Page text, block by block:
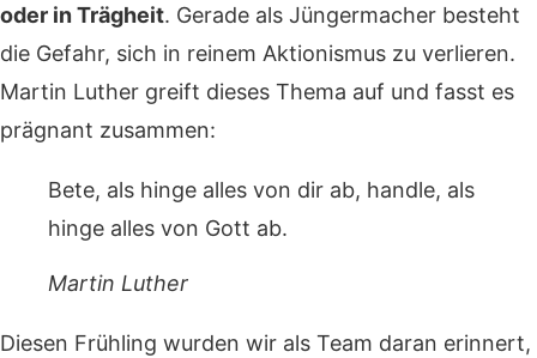
oder in Trägheit. Gerade als Jüngermacher besteht
die Gefahr, sich in reinem Aktionismus zu verlieren.
Martin Luther greift dieses Thema auf und fasst es
prägnant zusammen:
Bete, als hinge alles von dir ab, handle, als
hinge alles von Gott ab.
Martin Luther
Diesen Frühling wurden wir als Team daran erinnert,